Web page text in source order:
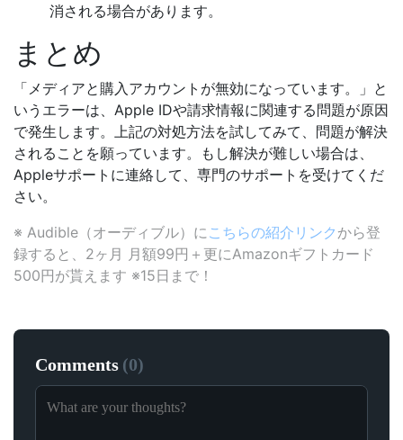
消される場合があります。
まとめ
「メディアと購入アカウントが無効になっています。」と
いうエラーは、Apple IDや請求情報に関連する問題が原因
で発生します。上記の対処方法を試してみて、問題が解決
されることを願っています。もし解決が難しい場合は、
Appleサポートに連絡して、専門のサポートを受けてくだ
さい。
※ Audible（オーディブル）にこちらの紹介リンク から登
録すると、2ヶ月 月額99円＋更にAmazonギフトカード
500円が貰えます ※15日まで！
Comments (0)